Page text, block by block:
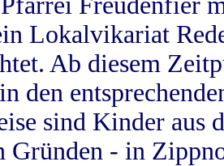
Lokalvikariat
Ab diesem
den
sind Kinder aus
Gründen - in